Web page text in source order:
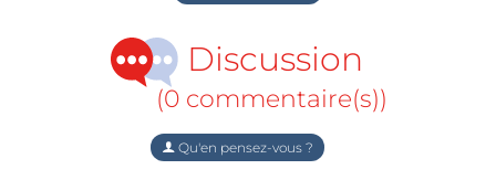
Discussion
(0 commentaire(s))
Qu'en pensez-vous ?